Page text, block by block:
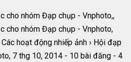
cho nhóm Đạp chụp - Vnphoto,,
cho nhóm Đạp chụp - Vnphoto,
hoạt động nhiếp ảnh › Hội đạp
7 thg 10, 2014 - 10 bài đăng - ‎4